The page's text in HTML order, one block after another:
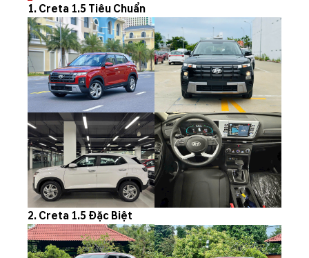
1. Creta 1.5 Tiêu Chuẩn
2. Creta 1.5 Đặc Biệt